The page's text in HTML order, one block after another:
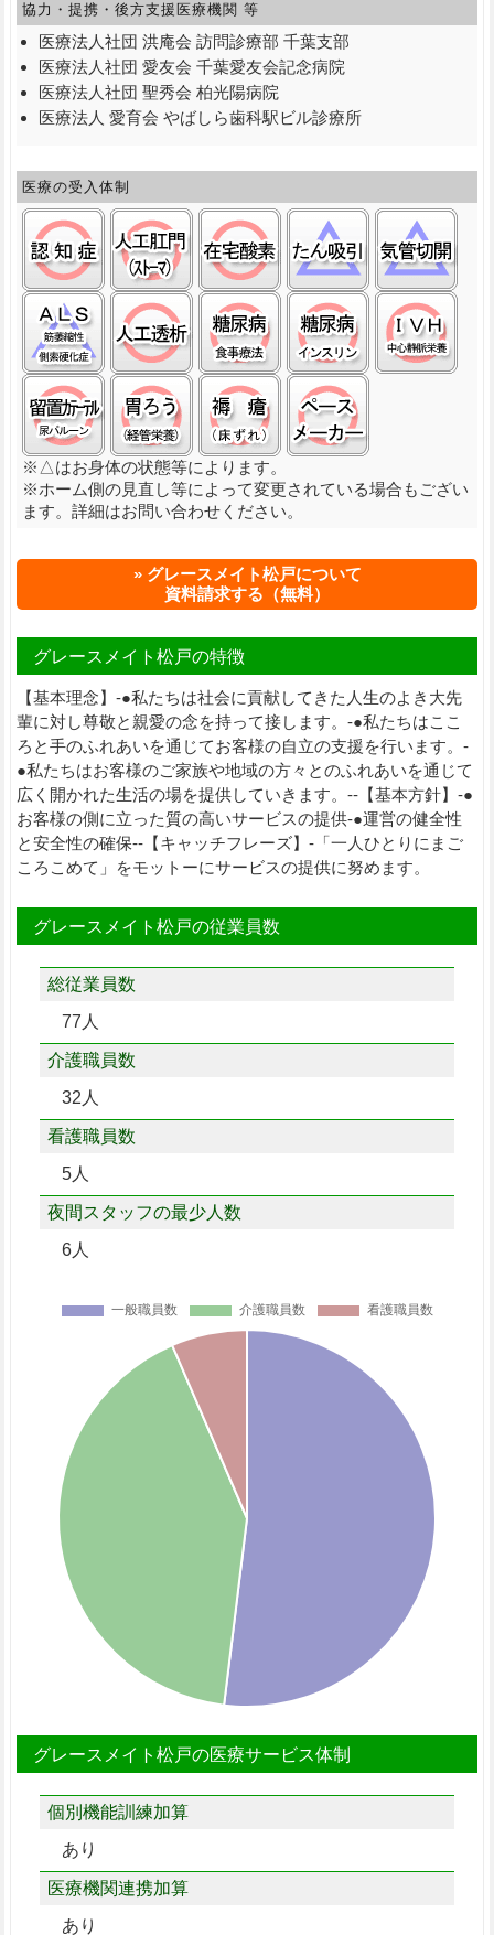
協力・提携・後方支援 医療機関 等
医療法人社団 洪庵会 訪問診療部 千葉支部
医療法人社団 愛友会 千葉愛友会記念病院
医療法人社団 聖秀会 柏光陽病院
医療法人 愛育会 やばしら歯科駅ビル診療所
医療の受入体制
認知症:○ ストーマ(人工肛門):○
在宅酸素:○ たん吸引:△気
筋萎縮性側索硬化症(ＡＬＳ):△
人工透析:○ 糖尿病(食事):○糖尿病(インス
中
留置カテーテル(尿バルーン):○
経管栄養(胃ろう):○褥瘡（床ずれ）:○ペースメーカ:○
※△はお身体の状態等によります。
※ホーム側の見直し等によって変更されている場合もござい
ます。詳細はお問い合わせください。
グレースメイト松戸について
資料請求する（無料）
グレースメイト松戸の特徴
【基本理念】-●私たちは社会に貢献してきた人生のよき大先
輩に対し尊敬と親愛の念を持って接します。-●私たちはここ
ろと手のふれあいを通じてお客様の自立の支援を行います。-
●私たちはお客様のご家族や地域の方々とのふれあいを通じて
広く開かれた生活の場を提供していきます。--【基本方針】-●
お客様の側に立った質の高いサービスの提供-●運営の健全性
と安全性の確保--【キャッチフレーズ】-「一人ひとりにまご
ころこめて」をモットーにサービスの提供に努めます。
グレースメイト松戸の従業員数
総従業員数
77人
介護職員数
32人
看護職員数
5人
夜間スタッフの最少人数
6人
グレースメイト松戸の医療サービス体制
個別機能訓練加算
あり
医療機関連携加算
あり